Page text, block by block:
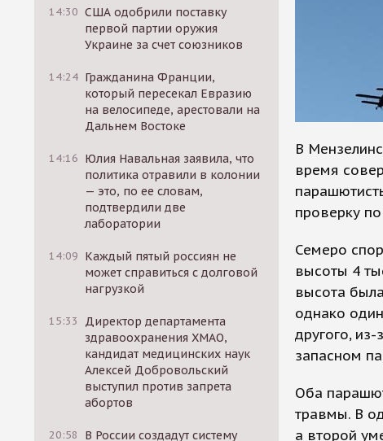
14:30 США одобрили поставку
первой партии оружия
Украине за счет союзников
14:24 Гражданина Франции,
который пересекал Евразию
на велосипеде, арестовали на
Дальнем Востоке
14:16 Юлия Навальная заявила, что
политика отравили в колонии
— это, по ее словам,
подтвердили две
лаборатории
14:09 Каждый пятый россиян не
может справиться с долговой
нагрузкой
15:33
Директор департамента
здравоохранения ХМАО,
кандидат медицинских наук
Алексей Добровольский
выступил против запрета
абортов
20:58
В России создадут систему
В
время
проверку
Семеро
высоты 4
высота
однако
другого,
запасном
Оба
травмы. В
а второй